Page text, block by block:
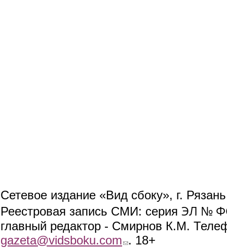
Сетевое издание «Вид сбоку», г.
Реестровая запись СМИ: серия ЭЛ №
главный редактор - Смирнов К.М.
gazeta@vidsboku.com (link sends e-mail)
. 18+